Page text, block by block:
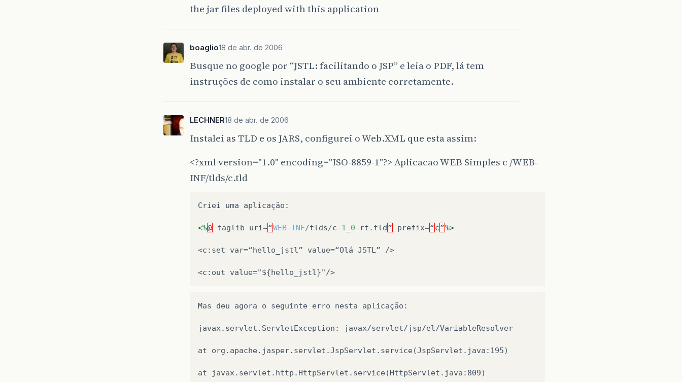
the jar files deployed with this application
boaglio18 de abr. de 2006
Busque no google por “JSTL: facilitando o JSP” e leia o PDF, lá tem
instruções de como instalar o seu ambiente corretamente.
LECHNER18 de abr. de 2006
Instalei as TLD e os JARS, configurei o Web.XML que esta assim:
<?xml version="1.0" encoding="ISO-8859-1"?> Aplicacao WEB Simples c /WEB-
INF/tlds/c.tld
Criei uma aplicação:
<%@ taglib uri=“WEB-INF/tlds/c-1_0- rt . tld” prefix=“c”%>
<c:set var=“hello_jstl” value=“Olá JSTL” />
<c:out value="${hello_jstl}"/>
Mas deu agora o seguinte erro nesta aplicação:
javax.servlet.ServletException: javax/servlet/jsp/el/VariableResolver
at org.apache.jasper.servlet.JspServlet.service(JspServlet.java:195)
at javax.servlet.http.HttpServlet.service(HttpServlet.java:809)